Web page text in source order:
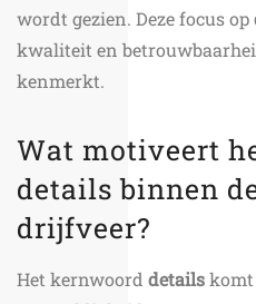
wordt gezien. Deze focus op
kwaliteit en
kenmerkt.
Wat motiveert
details binnen
drijfveer?
Het kernwoord detailskomt